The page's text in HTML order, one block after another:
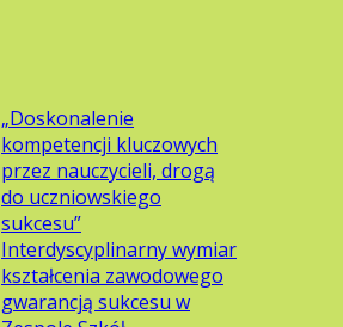
„Doskonalenie
kompetencji kluczowych
przez nauczycieli, drogą
do uczniowskiego
sukcesu”
Interdyscyplinarny wymiar
kształcenia zawodowego
gwarancją sukcesu w